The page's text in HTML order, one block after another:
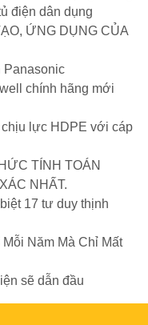
điện dân dụng
ỨNG DỤNG CỦA
Panasonic
chính hãng mới
lực HDPE với cáp
TÍNH TOÁN
NHẤT.
17 tư duy thịnh
Năm Mà Chỉ Mất
sẽ dẫn đầu